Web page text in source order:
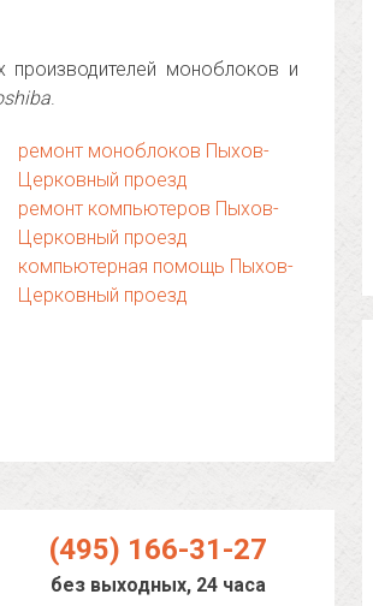
моноблоков и
.
ремонт моноблоков Пыхов-
Церковный проезд
ремонт компьютеров Пыхов-
Церковный проезд
компьютерная помощь Пыхов-
Церковный проезд
(495) 166-31-27
без выходных, 24 часа